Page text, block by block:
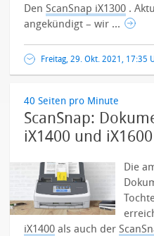
DenScanSnap iX1300 .
angekündigt – wir ...
Freitag, 29. Okt. 2021, 17:35
40 Seiten pro Minute
ScanSnap:
iX1400 und
Die
iX1400 als auch der